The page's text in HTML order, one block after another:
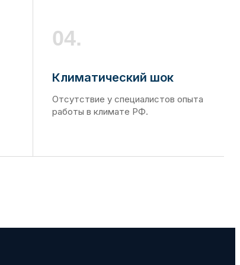
04.
Климатический шок
Отсутствие у специалистов опыта
работы в климате РФ.